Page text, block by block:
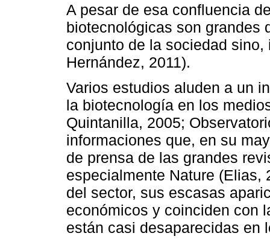
A pesar de esa confluencia
biotecnológicas son grandes
conjunto de la sociedad
Hernández, 2011).
Varios estudios aluden a un
la biotecnología en los
Quintanilla, 2005;
informaciones que, en su
de prensa de las grandes
especialmente Nature (Elias,
del sector, sus escasas
económicos y coinciden con
están casi desaparecidas en